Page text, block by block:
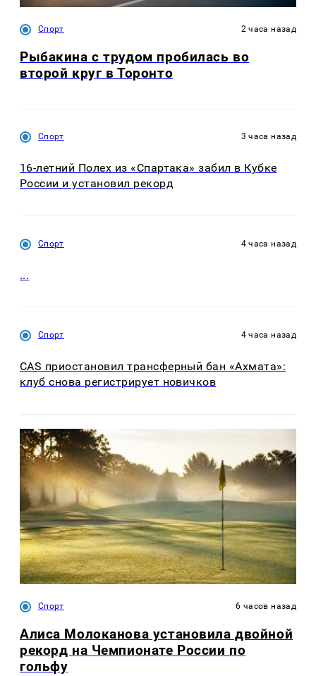
Спорт 2 часа назад
Рыбакина с трудом пробилась во
второй круг в Торонто
Спорт 3 часа назад
16-летний Полех из «Спартака» забил в Кубке
России и установил рекорд
Спорт 4 часа назад
...
Спорт 4 часа назад
CAS приостановил трансферный бан «Ахмата»:
клуб снова регистрирует новичков
Спорт 6 часов назад
Алиса Молоканова установила двойной
рекорд на Чемпионате России по
гольфу